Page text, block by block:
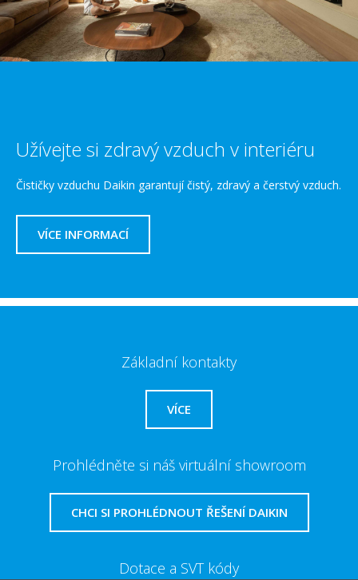
Užívejte si zdravý vzduch v interiéru
Čističky vzduchu Daikin garantují čistý, zdravý a čerstvý vzduch.
VÍCE INFORMACÍ
Základní kontakty
VÍCE
Prohlédněte si náš virtuální showroom
CHCI SI PROHLÉDNOUT ŘEŠENÍ DAIKIN
Dotace a SVT kódy